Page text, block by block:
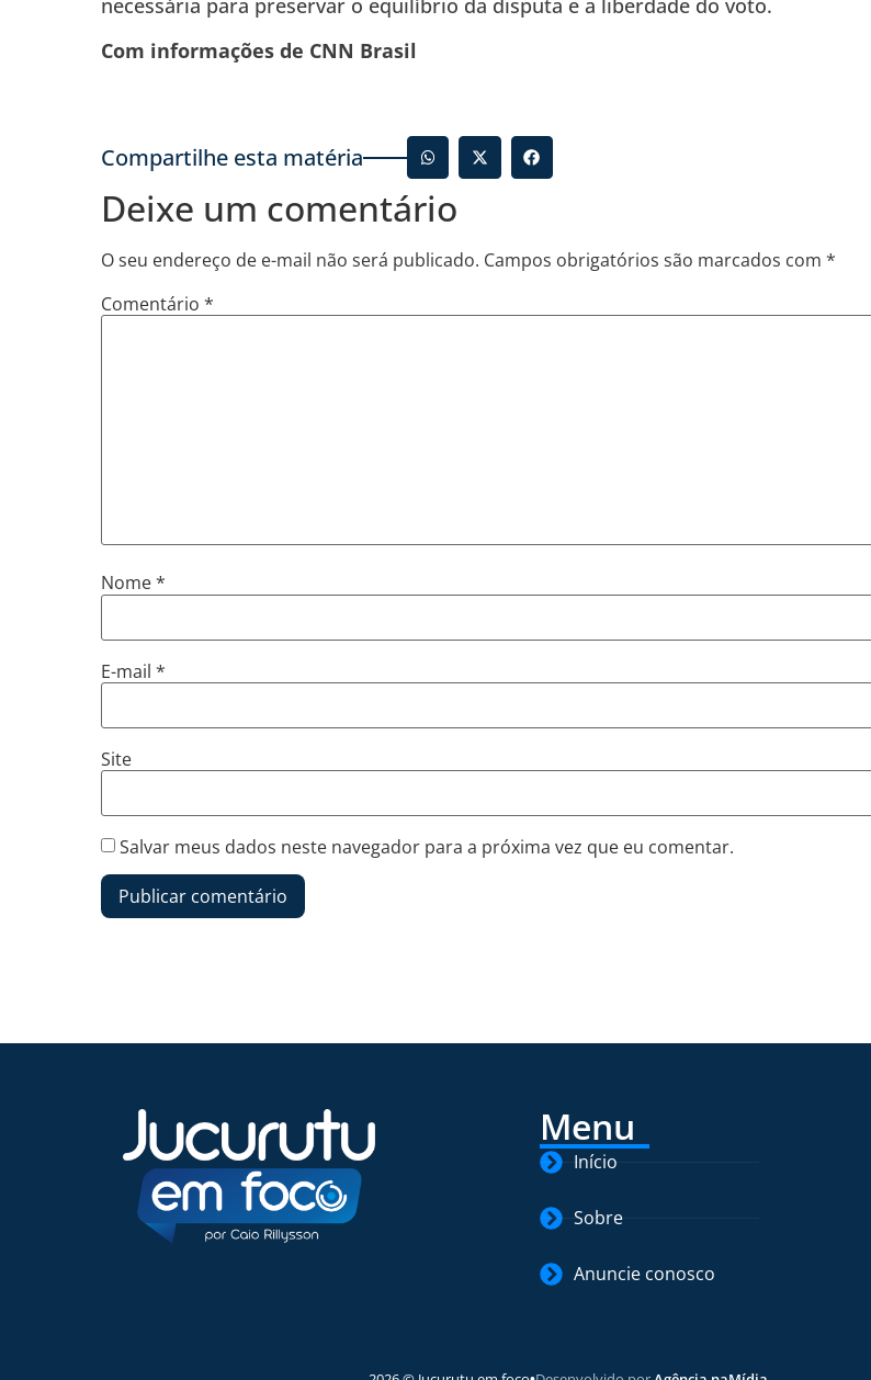
Com informações de CNN Brasil
Compartilhe esta matéria
Deixe um comentário
O seu endereço de e-mail não será publicado. Campos obrigatórios são marcados com *
Comentário *
Nome*
E-mail *
Site
Salvar meus dados neste navegador para a próxima vez que eu comentar.
Menu
Início
Sobre
Anuncie conosco